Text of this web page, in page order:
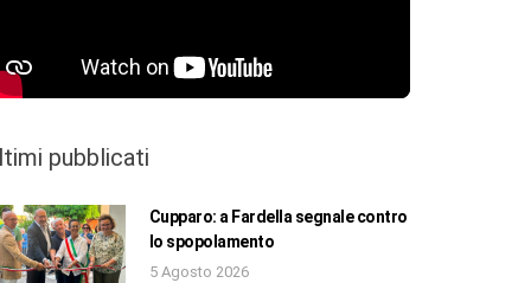
pubblicati
Cupparo: a Fardella segnale contro
lo spopolamento
5 Agosto 2026